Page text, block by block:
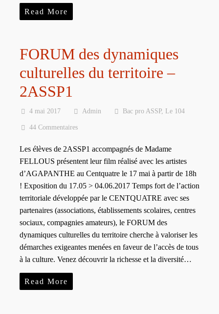
Read More
FORUM des dynamiques
culturelles du territoire –
2ASSP1
4 mai 2017 Admin Bac pro ASSP, Le 104
44 Commentaires
Les élèves de 2ASSP1 accompagnés de Madame
FELLOUS présentent leur film réalisé avec les artistes
d’AGAPANTHE au Centquatre le 17 mai à partir de 18h
! Exposition du 17.05 > 04.06.2017 Temps fort de l’action
territoriale développée par le CENTQUATRE avec ses
partenaires (associations, établissements scolaires, centres
sociaux, compagnies amateurs), le FORUM des
dynamiques culturelles du territoire cherche à valoriser les
démarches exigeantes menées en faveur de l’accès de tous
à la culture. Venez découvrir la richesse et la diversité…
Read More